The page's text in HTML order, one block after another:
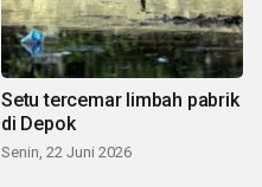
Setu tercemar limbah pabrik
di Depok
Senin, 22 Juni 2026